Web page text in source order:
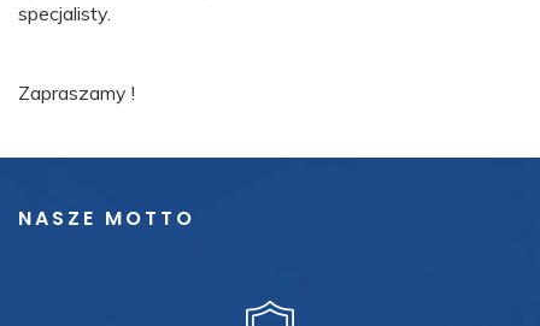
specjalisty.
Zapraszamy !
NASZE MOTTO